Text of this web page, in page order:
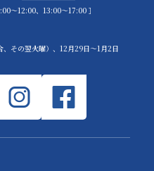
～12:00、13:00～17:00 ］
、その翌火曜）、12月29日～1月2日